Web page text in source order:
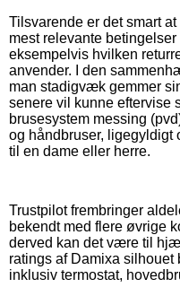
Tilsvarende er det smart
mest relevante
eksempelvis hvilken
anvender. I den
man stadigvæk gemmer
senere vil kunne eftervise
brusesystem messing
og håndbruser, ligegyldigt
til en dame eller herre.
Trustpilot frembringer
bekendt med flere øvrige
derved kan det være til
ratings af Damixa silhouet
inklusiv termostat,